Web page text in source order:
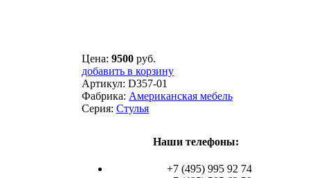
Цена: 9500 руб.
добавить в корзину
Артикул: D357-01
Фабрика: Американская мебель
Серия: Стулья
Наши телефоны:
+7 (495) 995 92 74